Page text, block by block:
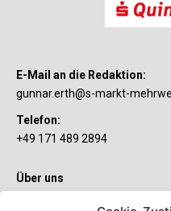
E-Mail an die Redaktion:
gunnar.erth@s-markt-
Telefon:
+49 171 489 2894
Über uns